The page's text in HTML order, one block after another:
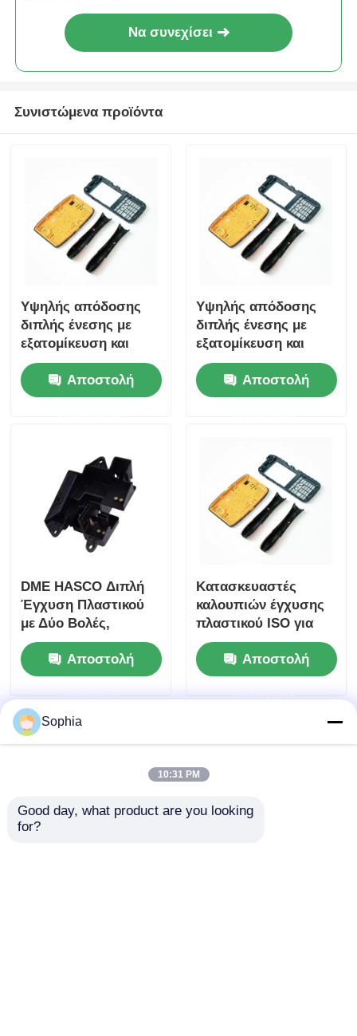
Να συνεχίσει
Συνιστώμενα προϊόντα
Υψηλής απόδοσης
διπλής ένεσης με
εξατομίκευση και
ακρίβεια για το
τύλιγμα διπλής
ένεσης
Αποστολή
Υψηλής απόδοσης
διπλής ένεσης με
εξατομίκευση και
ακρίβεια για το
τύλιγμα διπλής
ένεσης
Αποστολή
DME HASCO Διπλή
Έγχυση Πλαστικού
με Δύο Βολές,
Μορφοποίηση Δύο
Βολών, Υψηλής
Απόδοσης
Αποστολή
ερώτησης
Κατασκευαστές
καλουπιών έγχυσης
πλαστικού ISO για
προσαρμογή
εσωτερικού πάνελ B
Pillar αυτοκινήτου
Αποστολή
ερώτησης
Sophia
10:31 PM
Good day, what product are you looking
for?